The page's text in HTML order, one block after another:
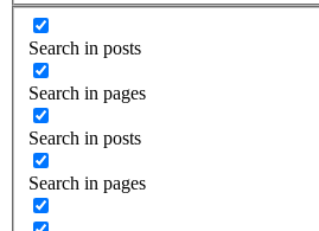
Search in posts
Search in pages
Search in posts
Search in pages